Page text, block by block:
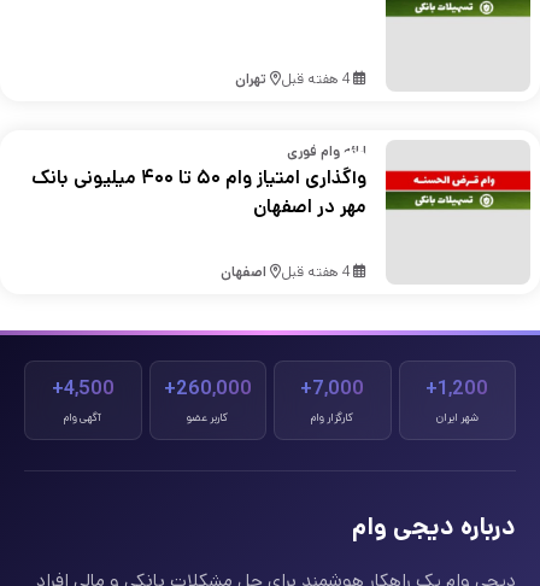
4 هفته قبل تهران
ارائه وام فوری
واگذاری امتیاز وام ۵۰ تا ۴۰۰ میلیونی بانک
مهر در اصفهان
4 هفته قبل اصفهان
1,200+
شهر ایران
7,000+
کارگزار وام
260,000+
کاربر عضو
4,500+
آگهی وام
درباره دیجی وام
دیجی وام یک راهکار هوشمند برای حل مشکلات بانکی و مالی افراد